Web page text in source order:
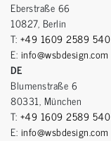
Eberstraße 66
10827, Berlin
T: +49 1609 2589 540
E: info@wsbdesign.com
DE
Blumenstraße 6
80331, München
T: +49 1609 2589 540
E: info@wsbdesign.com